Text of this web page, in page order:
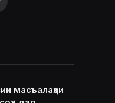
масъалаҳои